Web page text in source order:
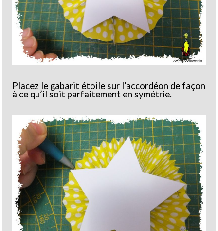
Placez le gabarit étoile sur l’accordéon de façon
à ce qu’il soit parfaitement en symétrie.